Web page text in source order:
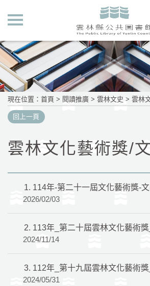
現在位置 ： 首頁 > 閱讀推廣 > 雲林文史 > 雲林
回上一頁
雲林文化藝術獎/
1. 114年-第二十一屆文化藝術獎-
2026/02/03
2. 113年_第二十屆雲林文化藝術
2024/11/14
3. 112年_第十九屆雲林文化藝術
2024/05/31